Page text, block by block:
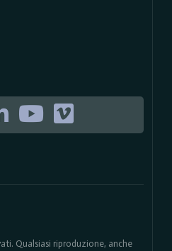
Qualsiasi riproduzione, anche